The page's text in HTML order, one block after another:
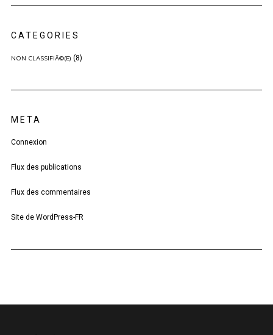
CATEGORIES
NON CLASSIFIÃ©(E) (8)
META
Connexion
Flux des publications
Flux des commentaires
Site de WordPress-FR